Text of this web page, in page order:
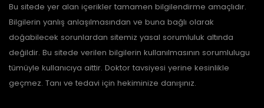
Bu sitede yer alan içerikler tamamen bilgilendirme amaçlıdır.
Bilgilerin yanlış anlaşılmasından ve buna bağlı olarak
doğabilecek sorunlardan sitemiz yasal sorumluluk altında
değildir. Bu sitede verilen bilgilerin kullanılmasının sorumlulugu
tümüyle kullanıcıya aittir. Doktor tavsiyesi yerine kesinlikle
geçmez. Tanı ve tedavi için hekiminize danışınız.